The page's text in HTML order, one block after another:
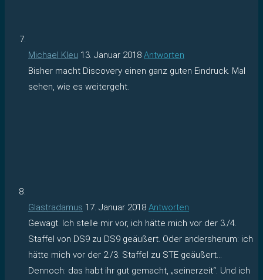
Michael Kleu 13. Januar 2018 Antworten
Bisher macht Discovery einen ganz guten Eindruck. Mal
sehen, wie es weitergeht.
Glastradamus 17. Januar 2018 Antworten
Gewagt. Ich stelle mir vor, ich hätte mich vor der 3./4.
Staffel von DS9 zu DS9 geäußert. Oder andersherum: ich
hätte mich vor der 2./3. Staffel zu STE geäußert…
Dennoch: das habt ihr gut gemacht, „seinerzeit“. Und ich